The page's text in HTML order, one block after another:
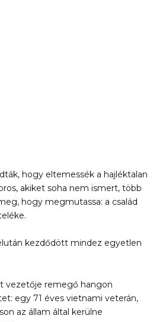
hogy eltemessék a hajléktalan
akiket soha nem ismert, több
hogy megmutassa: a család
kezdődött mindez egyetlen
vezetője remegő hangon
egy 71 éves vietnami veterán,
az állam által kerülne